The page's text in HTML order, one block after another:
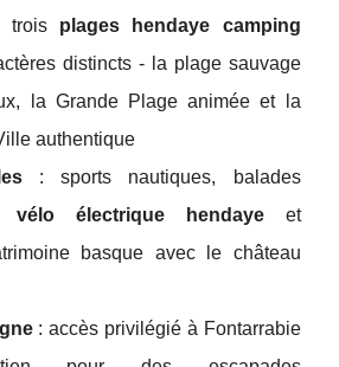
trois plages hendaye camping
distincts - la plage sauvage
la Grande Plage animée et la
authentique
: sports nautiques, balades
vélo électrique hendayeet
basque avec le château
: accès privilégié à Fontarrabie